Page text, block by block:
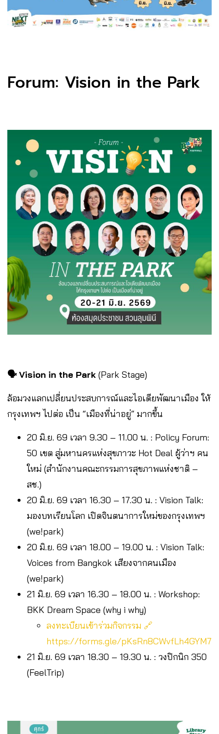
Forum: Vision in the Park
🗣️ Vision in the Park (Park Stage)
ล้อมวงแลกเปลี่ยนประสบการณ์และไอเดียพัฒนาเมือง ให้
กรุงเทพฯ ไปต่อ เป็น “เมืองที่น่าอยู่” มากขึ้น
20 มิ.ย. 69 เวลา 9.30 – 11.00 น. : Policy Forum:
50 เขต สู่มหานครแห่งสุขภาวะ Hot Deal ผู้ว่าฯ คน
ใหม่ (สำนักงานคณะกรรมการสุขภาพแห่งชาติ –
สช.)
20 มิ.ย. 69 เวลา 16.30 – 17.30 น. : Vision Talk:
มองบทเรียนโลก เปิดจินตนาการใหม่ของกรุงเทพฯ
(we!park)
20 มิ.ย. 69 เวลา 18.00 – 19.00 น. : Vision Talk:
Voices from Bangkok เสียงจากคนเมือง
(we!park)
21 มิ.ย. 69 เวลา 16.30 – 18.00 น. : Workshop:
BKK Dream Space (why i why)
ลงทะเบียนเข้าร่วมกิจกรรม 🔗
https://forms.gle/pKsRn8CWvfLh4GYM7
21 มิ.ย. 69 เวลา 18.30 – 19.30 น. : วงปิกนิก 350
(FeelTrip)